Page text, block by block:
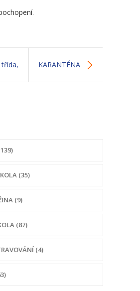
akce ŠD
a dokumenty
třída, KARANTÉNA
(35)
(9)
(87)
(4)